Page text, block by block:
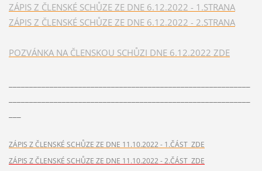
ZÁPIS Z ČLENSKÉ SCHŮZE ZE DNE 6.12.2022 - 1.STRANA
ZÁPIS Z ČLENSKÉ SCHŮZE ZE DNE 6.12.2022 - 2.STRANA
POZVÁNKA NA ČLENSKOU SCHŮZI DNE 6.12.2022 ZDE
ZÁPIS Z ČLENSKÉ SCHŮZE ZE DNE 11.10.2022 - 1.ČÁST ZDE
ZÁPIS Z ČLENSKÉ SCHŮZE ZE DNE 11.10.2022 - 2.ČÁST ZDE